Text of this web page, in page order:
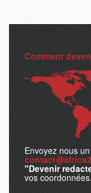
Comment
Envoyez nous
"Devenir
vos coordonnées.